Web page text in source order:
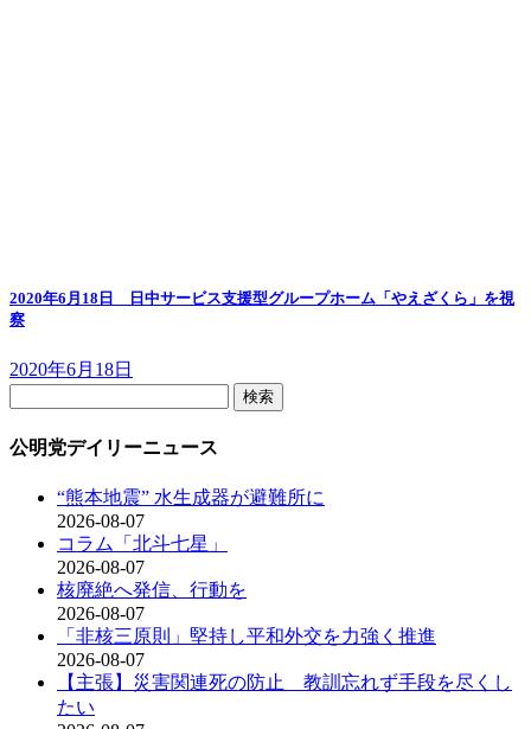
2020年6月18日 日中サービス支援型グループホーム「やえざくら」を視
察
2020年6月18日
公明党デイリーニュース
“熊本地震” 水生成器が避難所に
2026-08-07
コラム「北斗七星」
2026-08-07
核廃絶へ発信、行動を
2026-08-07
「非核三原則」堅持し平和外交を力強く推進
2026-08-07
【主張】災害関連死の防止 教訓忘れず手段を尽くし
たい